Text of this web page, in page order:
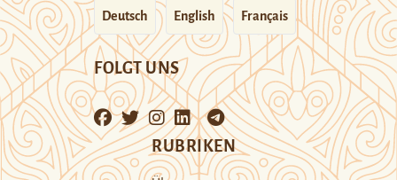
Deutsch English Français
FOLGT UNS
RUBRIKEN